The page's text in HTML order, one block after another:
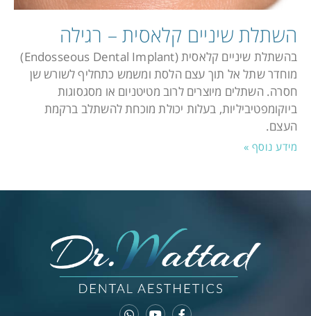
השתלת שיניים קלאסית – רגילה
בהשתלת שיניים קלאסית (Endosseous Dental Implant)
מוחדר שתל אל תוך עצם הלסת ומשמש כתחליף לשורש שן
חסרה. השתלים מיוצרים לרוב מטיטניום או מסגסוגות
ביוקומפטיביליות, בעלות יכולת מוכחת להשתלב ברקמת
העצם.
מידע נוסף »